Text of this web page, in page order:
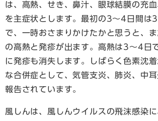
は、高熱、せき、鼻汁、眼球結膜の充
を主症状とします。最初の3～4日間
で、一時おさまりかけたかと思うと、
の高熱と発疹が出ます。高熱は3～4日
に発疹も消失します。しばらく色素沈
な合併症として、気管支炎、肺炎、中
報告されています。
風しんは、風しんウイルスの飛沫感染